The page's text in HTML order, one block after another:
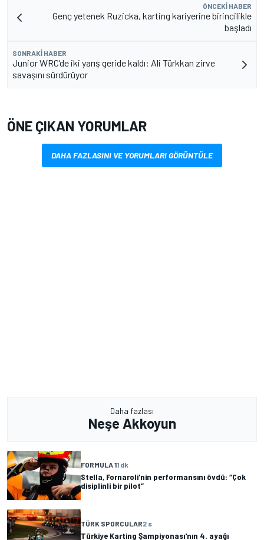
ÖNCEKI HABER
Genç yetenek Ruzicka, karting kariyerine birincilikle
başladı
SONRAKI HABER
Junior WRC’de iki yarış geride kaldı: Ali Türkkan zirve
savaşını sürdürüyor
ÖNE ÇIKAN YORUMLAR
DAHA FAZLASINI VE YORUMLARI GÖRÜNTÜLE
Daha fazlası
Neşe Akkoyun
FORMULA 11 dk
Stella, Fornaroli'nin performansını övdü: “Çok
disiplinli bir pilot”
TÜRK SPORCULAR2 s
Türkiye Karting Şampiyonası'nın 4. ayağı